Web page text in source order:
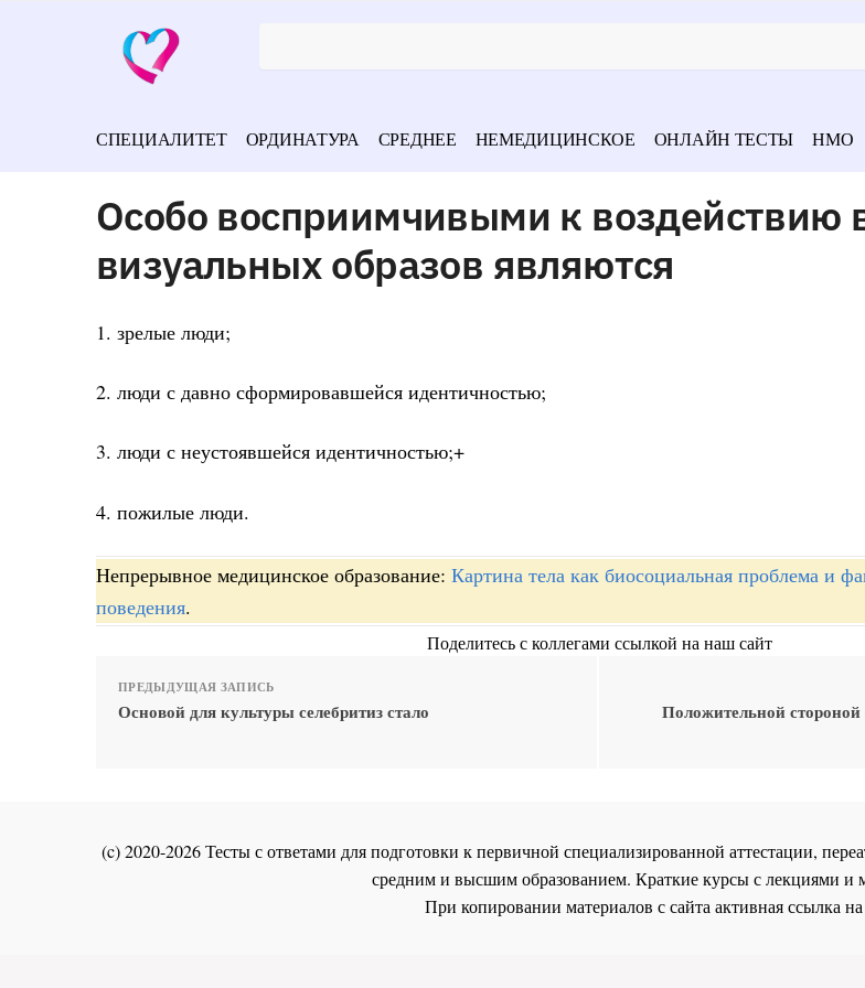
СПЕЦИАЛИТЕТ ОРДИНАТУРА СРЕДНЕЕ НЕМЕДИЦИНСКОЕ ОНЛАЙН ТЕСТЫ НМО
Особо восприимчивыми к воздействию
визуальных образов являются
1. зрелые люди;
2. люди с давно сформировавшейся идентичностью;
3. люди с неустоявшейся идентичностью;+
4. пожилые люди.
Непрерывное медицинское образование: Картина тела как биосоциальная проблема и
поведения.
Поделитесь с коллегами ссылкой на наш сайт
ПРЕДЫДУЩАЯ ЗАПИСЬ
Основой для культуры селебритиз стало
Положительной
(c) 2020-2026 Тесты с ответами для подготовки к первичной специализированной аттестации,
средним и высшим образованием. Краткие курсы с лекциями и
При копировании материалов с сайта активная ссылка на